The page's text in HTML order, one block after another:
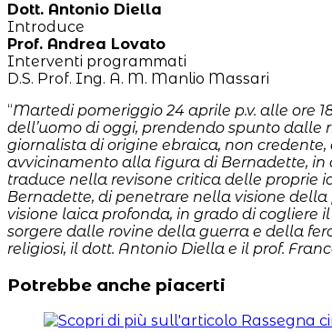
Dott. Antonio Diella
Introduce
Prof. Andrea Lovato
Interventi programmati
D.S. Prof. Ing. A. M. Manlio Massari
“Martedi pomeriggio 24 aprile p.v. alle ore
dell’uomo di oggi, prendendo spunto dalle
giornalista di origine ebraica, non
avvicinamento alla figura di Bernadette, in
traduce nella revisone critica delle proprie
Bernadette, di penetrare nella visione
visione laica profonda, in grado di cogliere
sorgere dalle rovine della guerra e della
religiosi, il dott. Antonio Diella e il prof.
Potrebbe anche piacerti